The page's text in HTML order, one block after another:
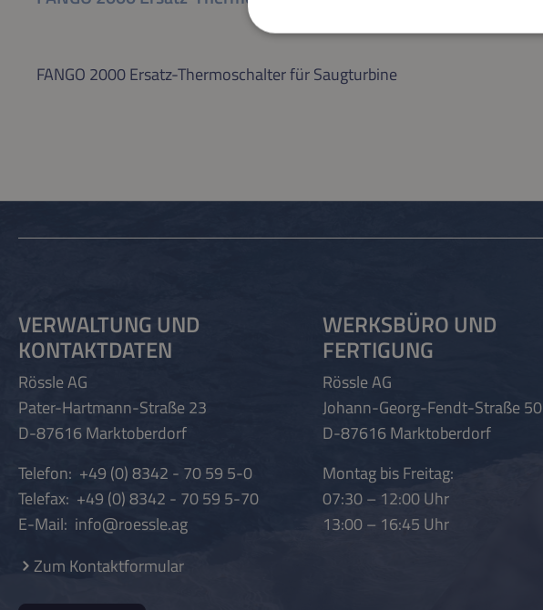
FANGO 2000 Ersatz-Thermoschalter für Saugturbine
VERWALTUNG UND
KONTAKTDATEN
Rössle AG
Pater-Hartmann-Straße 23
D-87616 Marktoberdorf
Telefon: +49 (0) 8342 - 70 59 5-0
Telefax: +49 (0) 8342 - 70 59 5-70
E-Mail: info@roessle.ag
Zum Kontaktformular
WERKSBÜRO UND
FERTIGUNG
Rössle AG
Johann-Georg-Fendt-Straße 50
D-87616 Marktoberdorf
Montag bis Freitag:
07:30 – 12:00 Uhr
13:00 – 16:45 Uhr